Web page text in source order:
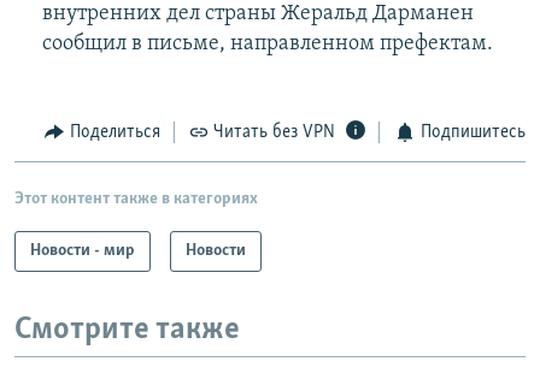
внутренних дел страны Жеральд Дарманен
сообщил в письме, направленном префектам.
Поделиться Читать без VPN Подпишитесь
Этот контент также в категориях
Новости - мир Новости
Смотрите также